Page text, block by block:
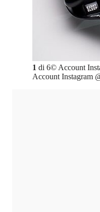
1 di 6© Account
Account Instagram